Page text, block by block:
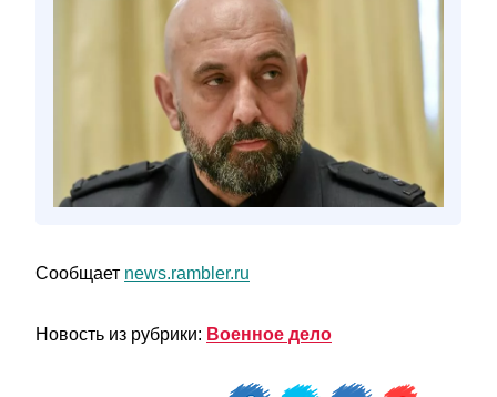
Сообщает news.rambler.ru
Новость из рубрики: Военное дело